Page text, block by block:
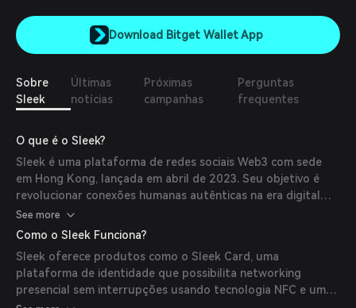
usuários com um único toque, facilitando mais de 300.000
conexões e apoiando mais de 60 eventos globais. O marketplace
de conhecimento da Sleek facilita a descoberta de especialistas
diretamente com os consumidores.
Download Bitget Wallet App
Sobre
Sleek
Últimas
notícias
Próximas
campanhas
Perguntas
frequentes
O que é o Sleek?
Sleek é uma plataforma de redes sociais Web3 com sede
em Hong Kong, lançada em abril de 2023. Seu objetivo é
revolucionar conexões humanas autênticas na era digital
simplificando o networking e promovendo a economia de
propriedade por meio de mídias sociais alimentadas por
See more
Como o Sleek Funciona?
Sleek oferece produtos como o Sleek Card, uma
plataforma de identidade que possibilita networking
presencial sem interrupções usando tecnologia NFC e um